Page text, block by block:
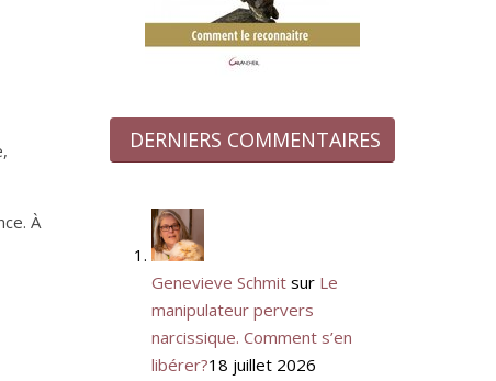
À
DERNIERS COMMENTAIRES
Genevieve Schmitsur Le
manipulateur pervers
narcissique. Comment s’en
libérer?18 juillet 2026